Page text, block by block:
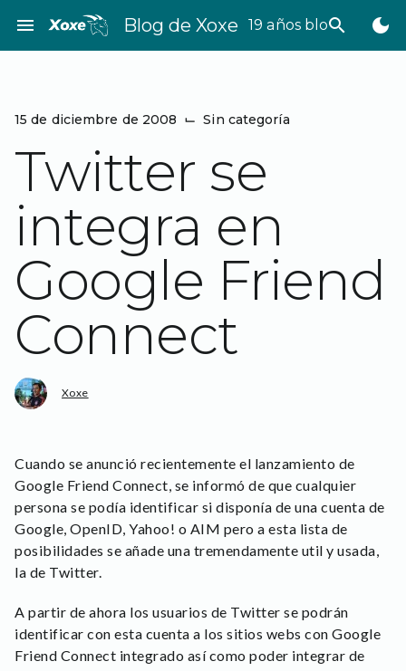
contenido
menu Blog de Xoxe 19 años bloggeando
search dark_mode
15 de diciembre de 2008 ⌙ Sin categoría
Twitter se
integra en
Google Friend
Connect
Xoxe
Cuando se anunció recientemente el lanzamiento de
Google Friend Connect, se informó de que cualquier
persona se podía identificar si disponía de una cuenta de
Google, OpenID, Yahoo! o AIM pero a esta lista de
posibilidades se añade una tremendamente util y usada,
la de Twitter.
A partir de ahora los usuarios de Twitter se podrán
identificar con esta cuenta a los sitios webs con Google
Friend Connect integrado así como poder integrar de